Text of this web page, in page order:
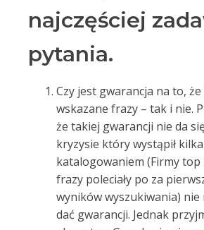
najczęściej
pytania.
Czy jest gwarancja na to,
wskazane frazy – tak i nie.
że takiej gwarancji nie da
kryzysie który wystąpił
katalogowaniem (Firmy
frazy poleciały po za
wyników wyszukiwania) nie
dać gwarancji. Jednak